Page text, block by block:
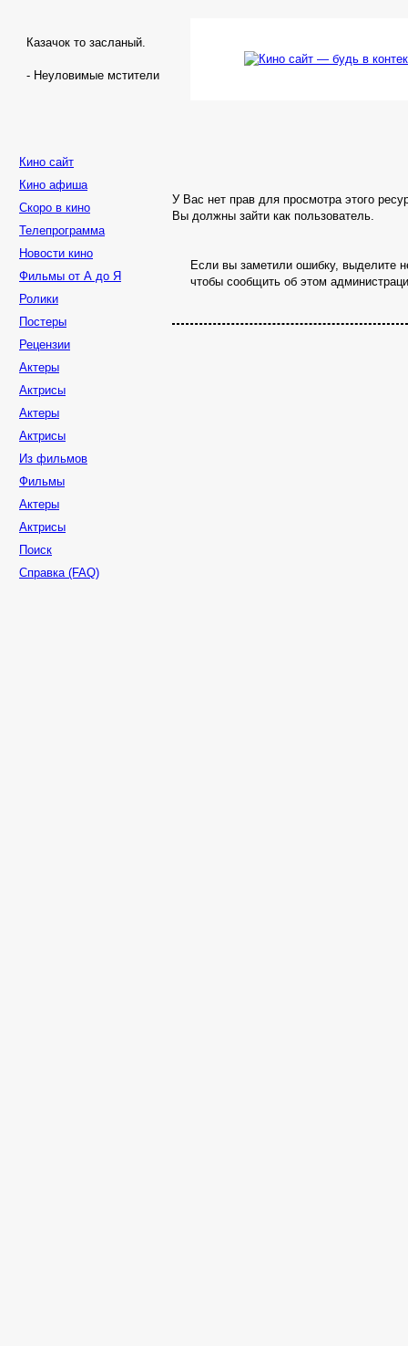
Казачок то засланый.
- Неуловимые мстители
Кино сайт
Кино афиша
Скоро в кино
Телепрограмма
Новости кино
Фильмы от А до Я
Ролики
Постеры
Рецензии
Актеры
Актрисы
Актеры
Актрисы
Из фильмов
Фильмы
Актеры
Актрисы
Поиск
Справка (FAQ)
У Вас нет прав для просмотра этого
Вы должны зайти как пользователь.
Если вы заметили ошибку, выделите
чтобы сообщить об этом